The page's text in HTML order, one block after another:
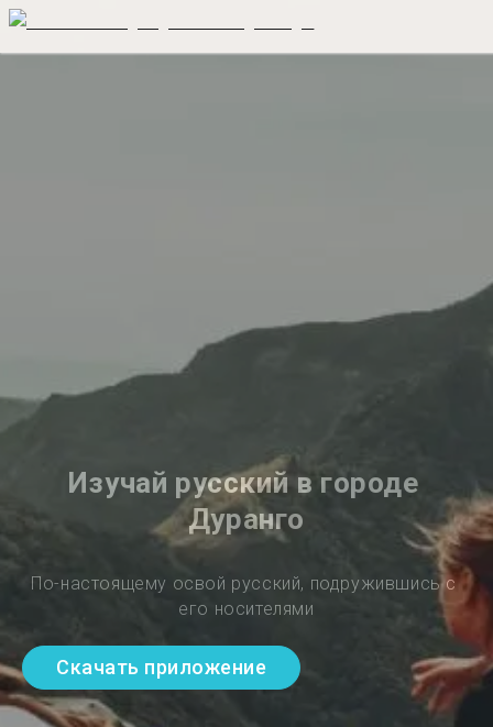
Изучай русский в городе
Дуранго
По-настоящему освой русский, подружившись с
его носителями
Скачать приложение